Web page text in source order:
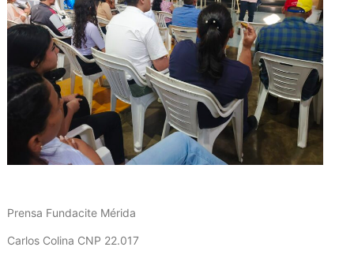
‎Prensa Fundacite Mérida
‎Carlos Colina CNP 22.017